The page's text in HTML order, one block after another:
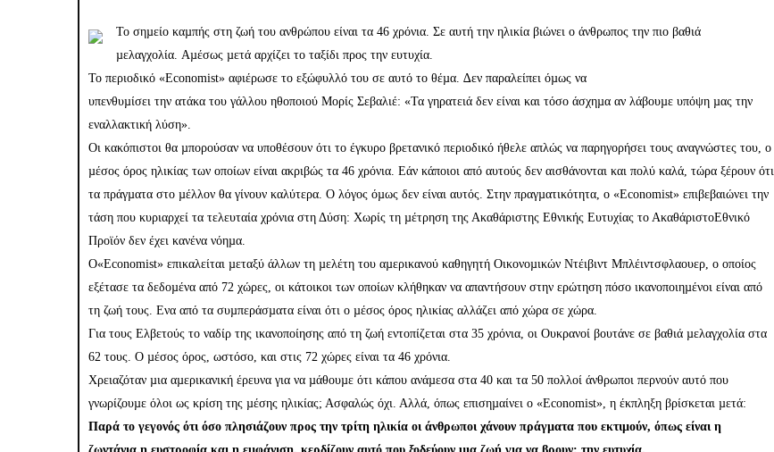
Το σηµείο καµπής στη ζωή του ανθρώπου είναι τα 46 χρόνια. Σε αυτή την ηλικία βιώνει ο άνθρωπος την πιο βαθιά
µελαγχολία. Αµέσως µετά αρχίζει το ταξίδι προς την ευτυχία.
Το περιοδικό «Economist» αφιέρωσε το εξώφυλλό του σε αυτό το θέµα. ∆εν παραλείπει όµως να
υπενθυµίσει την ατάκα του γάλλου ηθοποιού Μορίς Σεβαλιέ: «Τα γηρατειά δεν είναι και τόσο άσχηµα αν λάβουµε υπόψη µας την
εναλλακτική λύση».
Οι κακόπιστοι θα µπορούσαν να υποθέσουν ότι το έγκυρο βρετανικό περιοδικό ήθελε απλώς να παρηγορήσει τους αναγνώστες του, ο
µέσος όρος ηλικίας των οποίων είναι ακριβώς τα 46 χρόνια. Εάν κάποιοι από αυτούς δεν αισθάνονται και πολύ καλά, τώρα ξέρουν ότι
τα πράγµατα στο µέλλον θα γίνουν καλύτερα. Ο λόγος όµως δεν είναι αυτός. Στην πραγµατικότητα, ο «Economist» επιβεβαιώνει την
τάση που κυριαρχεί τα τελευταία χρόνια στη Δύση: Χωρίς τη µέτρηση της Ακαθάριστης Εθνικής Ευτυχίας το ΑκαθάριστοΕθνικό
Προϊόν δεν έχει κανένα νόηµα.
Ο«Economist» επικαλείται µεταξύ άλλων τη µελέτη του αµερικανού καθηγητή Οικονοµικών Ντέιβιντ Μπλέιντσφλαουερ, ο οποίος
εξέτασε τα δεδοµένα από 72 χώρες, οι κάτοικοι των οποίων κλήθηκαν να απαντήσουν στην ερώτηση πόσο ικανοποιηµένοι είναι από
τη ζωή τους. Ενα από τα συµπεράσµατα είναι ότι ο µέσος όρος ηλικίας αλλάζει από χώρα σε χώρα.
Για τους Ελβετούς το ναδίρ της ικανοποίησης από τη ζωή εντοπίζεται στα 35 χρόνια, οι Ουκρανοί βουτάνε σε βαθιά µελαγχολία στα
62 τους. Ο µέσος όρος, ωστόσο, και στις 72 χώρες είναι τα 46 χρόνια.
Χρειαζόταν µια αµερικανική έρευνα για να µάθουµε ότι κάπου ανάµεσα στα 40 και τα 50 πολλοί άνθρωποι περνούν αυτό που
γνωρίζουµε όλοι ως κρίση της µέσης ηλικίας; Ασφαλώς όχι. Αλλά, όπως επισηµαίνει ο «Economist», η έκπληξη βρίσκεται µετά:
Παρά το γεγονός ότι όσο πλησιάζουν προς την τρίτη ηλικία οι άνθρωποι χάνουν πράγµατα που εκτιµούν, όπως είναι η